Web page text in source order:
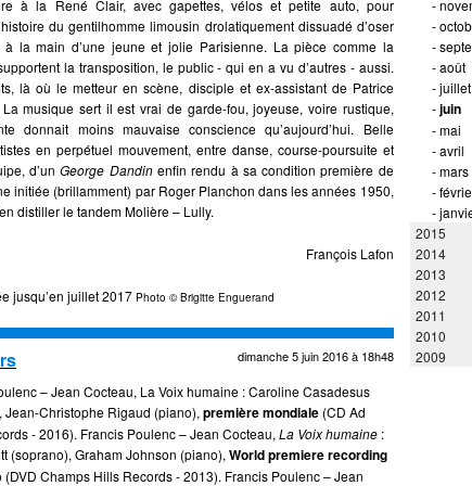
à la René Clair, avec gapettes, vélos et petite auto, pour
du gentilhomme limousin drolatiquement dissuadé d’oser
à la main d’une jeune et jolie Parisienne. La pièce comme la
la transposition, le public - qui en a vu d’autres - aussi.
là où le metteur en scène, disciple et ex-assistant de Patrice
musique sert il est vrai de garde-fou, joyeuse, voire rustique,
donnait moins mauvaise conscience qu’aujourd’hui. Belle
en perpétuel mouvement, entre danse, course-poursuite et
d’unGeorge Dandinenfin rendu à sa condition première de
initiée (brillamment) par Roger Planchon dans les années 1950,
distiller le tandem Molière – Lully.
François Lafon
jusqu’en juillet 2017 Photo © Brigitte Enguerand
dimanche 5 juin 2016 à 18h48
– Jean Cocteau, La Voix humaine : Caroline Casadesus
Jean-Christophe Rigaud (piano),première mondiale (CD Ad
- 2016). Francis Poulenc – Jean Cocteau,La Voix humaine :
(soprano), Graham Johnson (piano),World premiere recording
(DVD Champs Hills Records - 2013). Francis Poulenc – Jean
-
-
-
-août
-juillet
-juin
-mai
-avril
-mars
-
-
2015
2014
2013
2012
2011
2010
2009